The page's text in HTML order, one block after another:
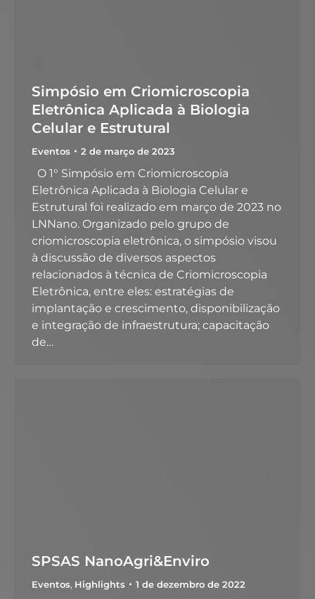
Simpósio em Criomicroscopia
Eletrônica Aplicada à Biologia
Celular e Estrutural
Eventos 2 de março de 2023
O 1° Simpósio em Criomicroscopia
Eletrônica Aplicada à Biologia Celular e
Estrutural foi realizado em março de 2023 no
LNNano. Organizado pelo grupo de
criomicroscopia eletrônica, o simpósio visou
à discussão de diversos aspectos
relacionados à técnica de Criomicroscopia
Eletrônica, entre eles: estratégias de
implantação e crescimento, disponibilização
e integração de infraestrutura; capacitação
de…
SPSAS NanoAgri&Enviro
Eventos, Highlights 1 de dezembro de 2022